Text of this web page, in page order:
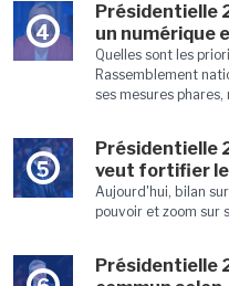
4
Présidentielle
un numérique
Quelles sont les
Rassemblement
ses mesures
5
Présidentielle
veut fortifier le
Aujourd'hui, bilan
pouvoir et zoom sur
Présidentielle